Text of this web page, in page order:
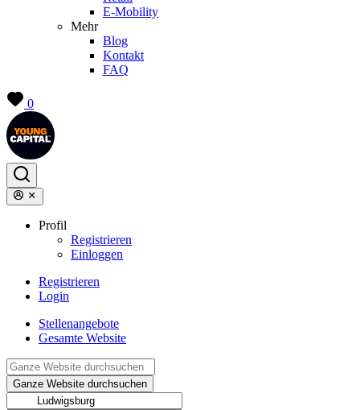
E-Mobility
Mehr
Blog
Kontakt
FAQ
0
Profil
Registrieren
Einloggen
Registrieren
Login
Stellenangebote
Gesamte Website